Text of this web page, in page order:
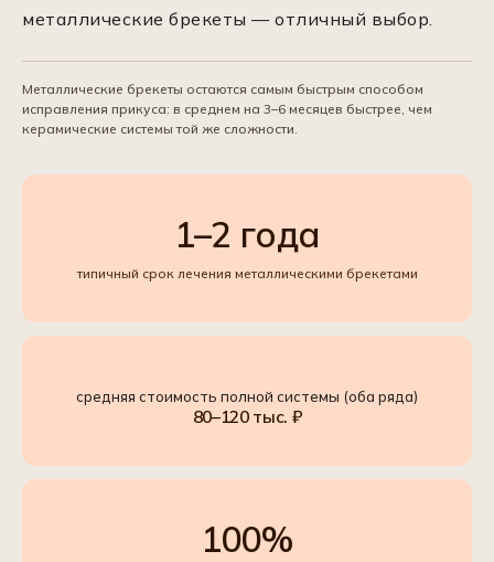
металлические брекеты — отличный выбор.
Металлические брекеты остаются самым быстрым способом
исправления прикуса: в среднем на 3–6 месяцев быстрее, чем
керамические системы той же сложности.
1–2 года
типичный срок лечения металлическими брекетами
средняя стоимость полной системы (оба ряда)
80–120 тыс. ₽
100%